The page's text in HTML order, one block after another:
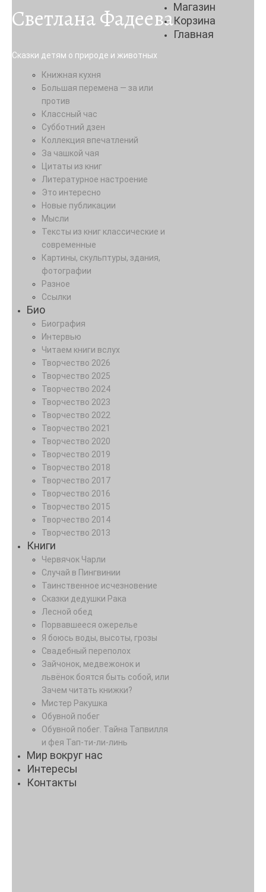
Светлана Фадеева
Сказки детям о природе и животных
Магазин
Корзина
Главная
Книжная кухня
Большая перемена — за или
против
Классный час
Субботний дзен
Коллекция впечатлений
За чашкой чая
Цитаты из книг
Литературное настроение
Это интересно
Новые публикации
Мысли
Тексты из книг классические и
современные
Картины, скульптуры, здания,
фотографии
Разное
Ссылки
Био
Биография
Интервью
Читаем книги вслух
Творчество 2026
Творчество 2025
Творчество 2024
Творчество 2023
Творчество 2022
Творчество 2021
Творчество 2020
Творчество 2019
Творчество 2018
Творчество 2017
Творчество 2016
Творчество 2015
Творчество 2014
Творчество 2013
Книги
Червячок Чарли
Случай в Пингвинии
Таинственное исчезновение
Сказки дедушки Рака
Лесной обед
Порвавшееся ожерелье
Я боюсь воды, высоты, грозы
Свадебный переполох
Зайчонок, медвежонок и
львёнок боятся быть собой, или
Зачем читать книжки?
Мистер Ракушка
Обувной побег
Обувной побег. Тайна Тапвилля
и фея Тап-ти-ли-линь
Мир вокруг нас
Интересы
Контакты